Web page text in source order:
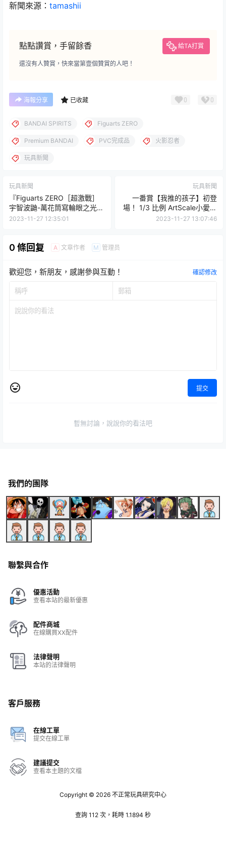
新聞來源： tamashii
點點讚賞，手留餘香 給TA打賞
還沒有人贊賞，快來當第壹個贊賞的人吧！
海報分享 已收藏 0 0
BANDAI SPIRITS Figuarts ZERO
Premium BANDAI PVC完成品 火影忍者
玩具新聞
玩具新聞
『Figuarts ZERO［超激戰］
宇智波鼬-萬花筒寫輪眼之光與
闇-』華麗轉身攻擊的躍動姿態
2023-11-27 12:35:01
玩具新聞
一番賞【我推的孩子】初登
場！ 1/3 比例 ArtScale小愛胸
像、母子三人角色模型超閃耀
2023-11-27 13:07:46
0 條回复 A 文章作者 M 管理员
歡迎您，新朋友，感謝參與互動！ 確認修改
提交
暫無討論，說說你的看法吧
我們的團隊
聯繫與合作
優惠活動
查看本站的最新優惠
配件商城
在線購買XX配件
法律聲明
本站的法律聲明
客戶服務
在線工單
提交在線工單
建議提交
查看本主題的文檔
Copyright © 2026 不正常玩具研究中心
查詢 112 次，耗時 1.1894 秒